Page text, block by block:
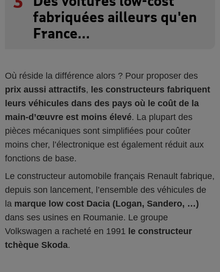
fabriquées ailleurs qu'en
France…
Où réside la différence alors ? Pour proposer des
prix aussi attractifs, les constructeurs fabriquent
leurs véhicules dans des pays où le coût de la
main-d’œuvre est moins élevé. La plupart des
pièces mécaniques sont simplifiées pour coûter
moins cher, l’électronique est également réduit aux
fonctions de base.
Le constructeur automobile français Renault fabrique,
depuis son lancement, l’ensemble des véhicules de
la marque low cost Dacia (Logan, Sandero, …)
dans ses usines en Roumanie. Le groupe
Volkswagen a racheté en 1991 le constructeur
tchèque Skoda.